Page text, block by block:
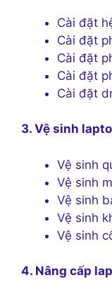
Cài đặt
Cài đặt
Cài đặt
Cài đặt
Cài đặt
3. Vệ sinh
Vệ sinh
Vệ sinh
Vệ sinh
Vệ sinh
Vệ sinh
4. Nâng cấp